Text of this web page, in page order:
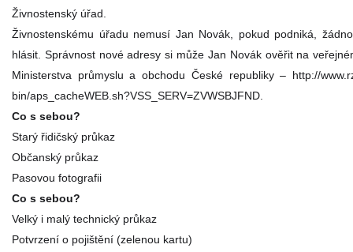
Živnostenský úřad.
Živnostenskému úřadu nemusí Jan Novák, pokud podniká,
hlásit. Správnost nové adresy si může Jan Novák ověřit na
Ministerstva průmyslu a obchodu České republiky – http://
bin/aps_cacheWEB.sh?VSS_SERV=ZVWSBJFND.
Co s sebou?
Starý řidičský průkaz
Občanský průkaz
Pasovou fotografii
Co s sebou?
Velký i malý technický průkaz
Potvrzení o pojištění (zelenou kartu)